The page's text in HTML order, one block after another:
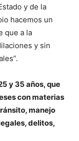
y de la
hacemos un
que a la
y sin
y 35 años, que
con materias
manejo
delitos,